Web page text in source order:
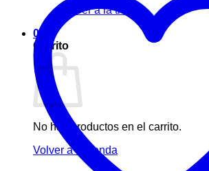
Volver a la tienda
0
Carrito
No hay productos en el carrito.
Volver a la tienda